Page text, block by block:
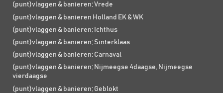
(punt)vlaggen & banieren; Vrede
(punt)vlaggen & banieren Holland EK & WK
(punt)vlaggen & banieren; Ichthus
(punt)vlaggen & banieren; Sinterklaas
(punt)vlaggen & banieren; Carnaval
(punt)vlaggen & banieren; Nijmeegse 4daagse, Nijmeegse
vierdaagse
(punt)vlaggen & banieren; Geblokt